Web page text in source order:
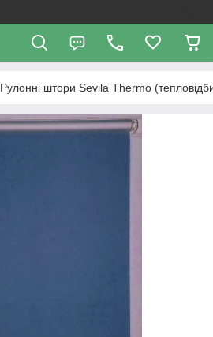
Рулонні штори Sevila Thermo